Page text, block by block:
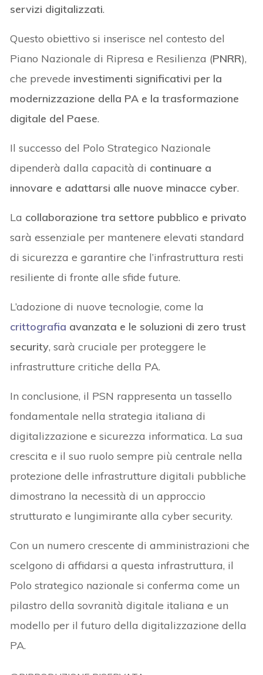
servizi digitalizzati.
Questo obiettivo si inserisce nel contesto del
Piano Nazionale di Ripresa e Resilienza (PNRR),
che prevede investimenti significativi per la
modernizzazione della PA e la trasformazione
digitale del Paese.
Il successo del Polo Strategico Nazionale
dipenderà dalla capacità di continuare a
innovare e adattarsi alle nuove minacce cyber.
La collaborazione tra settore pubblico e privato
sarà essenziale per mantenere elevati standard
di sicurezza e garantire che l’infrastruttura resti
resiliente di fronte alle sfide future.
L’adozione di nuove tecnologie, come la
crittografia avanzata e le soluzioni di zero trust
security, sarà cruciale per proteggere le
infrastrutture critiche della PA.
In conclusione, il PSN rappresenta un tassello
fondamentale nella strategia italiana di
digitalizzazione e sicurezza informatica. La sua
crescita e il suo ruolo sempre più centrale nella
protezione delle infrastrutture digitali pubbliche
dimostrano la necessità di un approccio
strutturato e lungimirante alla cyber security.
Con un numero crescente di amministrazioni che
scelgono di affidarsi a questa infrastruttura, il
Polo strategico nazionale si conferma come un
pilastro della sovranità digitale italiana e un
modello per il futuro della digitalizzazione della
PA.